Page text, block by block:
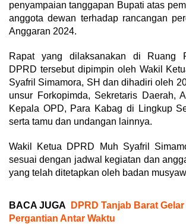
penyampaian tanggapan Bupati atas
anggota dewan terhadap rancangan
Anggaran 2024.
Rapat yang dilaksanakan di Ruang
DPRD tersebut dipimpin oleh Wakil
Syafril Simamora, SH dan dihadiri oleh
unsur Forkopimda, Sekretaris Daerah,
Kepala OPD, Para Kabag di Lingkup
serta tamu dan undangan lainnya.
Wakil Ketua DPRD Muh Syafril
sesuai dengan jadwal kegiatan dan
yang telah ditetapkan oleh badan
BACA JUGA
DPRD Tanjab Barat
Pergantian Antar Waktu